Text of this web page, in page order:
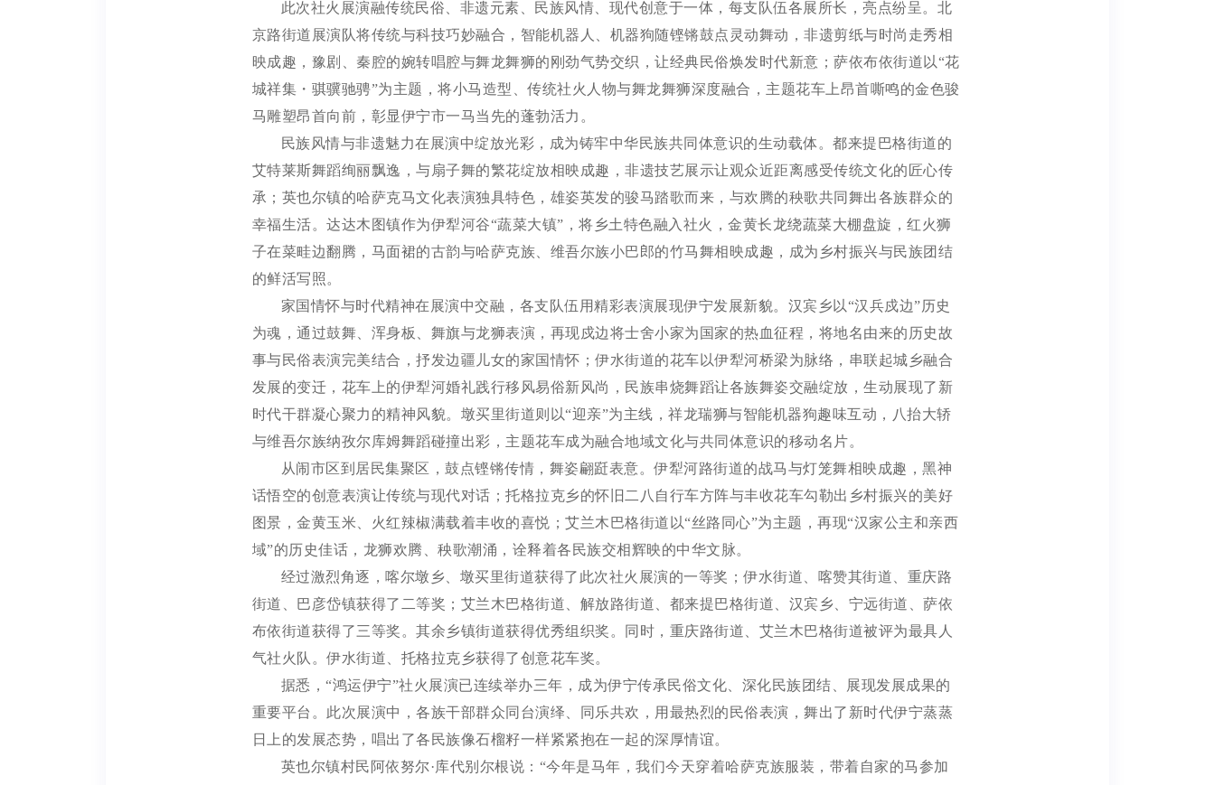
此次社火展演融传统民俗、非遗元素、民族风情、现代创意于一体，每支队伍各展所长，亮点纷呈。北
京路街道展演队将传统与科技巧妙融合，智能机器人、机器狗随铿锵鼓点灵动舞动，非遗剪纸与时尚走秀相
映成趣，豫剧、秦腔的婉转唱腔与舞龙舞狮的刚劲气势交织，让经典民俗焕发时代新意；萨依布依街道以“花
城祥集・骐骥驰骋”为主题，将小马造型、传统社火人物与舞龙舞狮深度融合，主题花车上昂首嘶鸣的金色骏
马雕塑昂首向前，彰显伊宁市一马当先的蓬勃活力。
民族风情与非遗魅力在展演中绽放光彩，成为铸牢中华民族共同体意识的生动载体。都来提巴格街道的
艾特莱斯舞蹈绚丽飘逸，与扇子舞的繁花绽放相映成趣，非遗技艺展示让观众近距离感受传统文化的匠心传
承；英也尔镇的哈萨克马文化表演独具特色，雄姿英发的骏马踏歌而来，与欢腾的秧歌共同舞出各族群众的
幸福生活。达达木图镇作为伊犁河谷“蔬菜大镇”，将乡土特色融入社火，金黄长龙绕蔬菜大棚盘旋，红火狮
子在菜畦边翻腾，马面裙的古韵与哈萨克族、维吾尔族小巴郎的竹马舞相映成趣，成为乡村振兴与民族团结
的鲜活写照。
家国情怀与时代精神在展演中交融，各支队伍用精彩表演展现伊宁发展新貌。汉宾乡以“汉兵戍边”历史
为魂，通过鼓舞、浑身板、舞旗与龙狮表演，再现戍边将士舍小家为国家的热血征程，将地名由来的历史故
事与民俗表演完美结合，抒发边疆儿女的家国情怀；伊水街道的花车以伊犁河桥梁为脉络，串联起城乡融合
发展的变迁，花车上的伊犁河婚礼践行移风易俗新风尚，民族串烧舞蹈让各族舞姿交融绽放，生动展现了新
时代干群凝心聚力的精神风貌。墩买里街道则以“迎亲”为主线，祥龙瑞狮与智能机器狗趣味互动，八抬大轿
与维吾尔族纳孜尔库姆舞蹈碰撞出彩，主题花车成为融合地域文化与共同体意识的移动名片。
从闹市区到居民集聚区，鼓点铿锵传情，舞姿翩跹表意。伊犁河路街道的战马与灯笼舞相映成趣，黑神
话悟空的创意表演让传统与现代对话；托格拉克乡的怀旧二八自行车方阵与丰收花车勾勒出乡村振兴的美好
图景，金黄玉米、火红辣椒满载着丰收的喜悦；艾兰木巴格街道以“丝路同心”为主题，再现“汉家公主和亲西
域”的历史佳话，龙狮欢腾、秧歌潮涌，诠释着各民族交相辉映的中华文脉。
经过激烈角逐，喀尔墩乡、墩买里街道获得了此次社火展演的一等奖；伊水街道、喀赞其街道、重庆路
街道、巴彦岱镇获得了二等奖；艾兰木巴格街道、解放路街道、都来提巴格街道、汉宾乡、宁远街道、萨依
布依街道获得了三等奖。其余乡镇街道获得优秀组织奖。同时，重庆路街道、艾兰木巴格街道被评为最具人
气社火队。伊水街道、托格拉克乡获得了创意花车奖。
据悉，“鸿运伊宁”社火展演已连续举办三年，成为伊宁传承民俗文化、深化民族团结、展现发展成果的
重要平台。此次展演中，各族干部群众同台演绎、同乐共欢，用最热烈的民俗表演，舞出了新时代伊宁蒸蒸
日上的发展态势，唱出了各民族像石榴籽一样紧紧抱在一起的深厚情谊。
英也尔镇村民阿依努尔·库代别尔根说：“今年是马年，我们今天穿着哈萨克族服装，带着自家的马参加